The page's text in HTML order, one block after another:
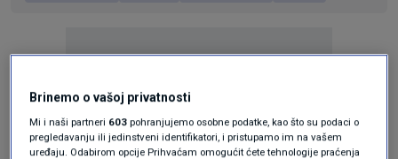
Oglas
Brinemo o vašoj privatnosti
Mi i naši partneri 603 pohranjujemo osobne podatke, kao što su podaci o
pregledavanju ili jedinstveni identifikatori, i pristupamo im na vašem
uređaju. Odabirom opcije Prihvaćam omogućit ćete tehnologije praćenja